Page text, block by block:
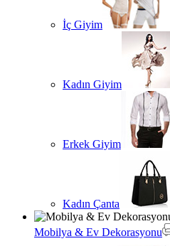
İç Giyim
Kadın Giyim
Erkek Giyim
Kadın Çanta
Mobilya & Ev Dekorasyonu